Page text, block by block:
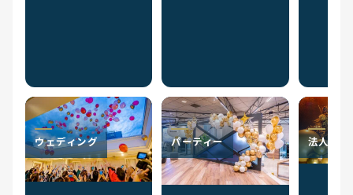
ウェディング パーティー 法人の